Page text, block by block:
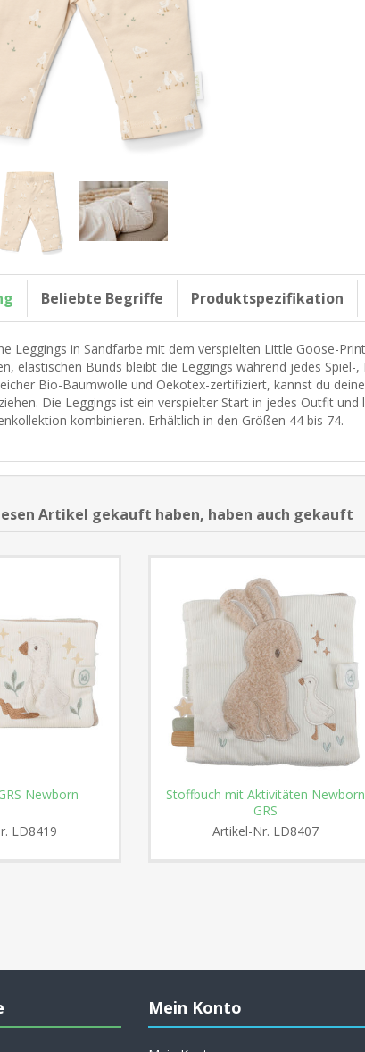
Beliebte Begriffe Produktspezifikation
Leggings in Sandfarbe mit dem verspielten Little Goose-
elastischen Bunds bleibt die Leggings während jedes
Bio-Baumwolle und Oekotex-zertifiziert, kannst du
Die Leggings ist ein verspielter Start in jedes Outfit
kombinieren. Erhältlich in den Größen 44 bis 74.
Artikel gekauft haben, haben auch gekauft
Newborn
LD8419
Stoffbuch mit Aktivitäten Newborn
GRS
Artikel-Nr. LD8407
Mein Konto